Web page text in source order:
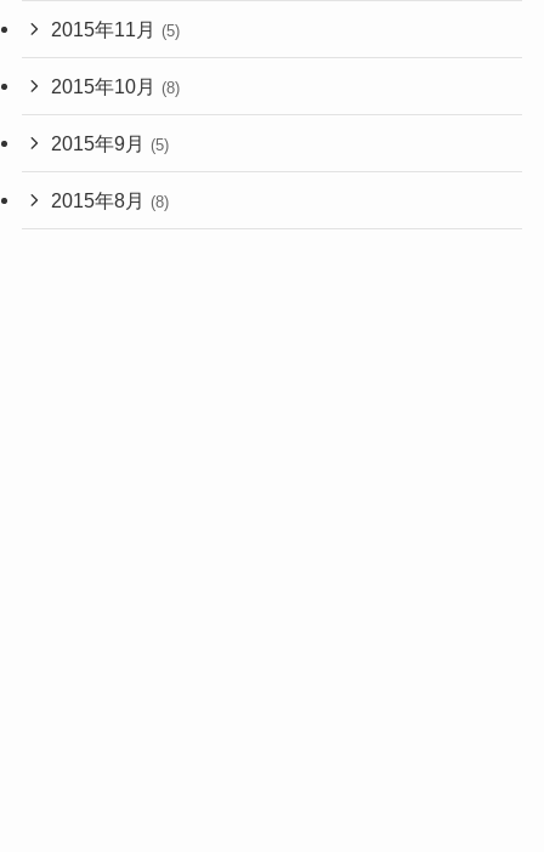
2015年11月 (5)
2015年10月 (8)
2015年9月 (5)
2015年8月 (8)